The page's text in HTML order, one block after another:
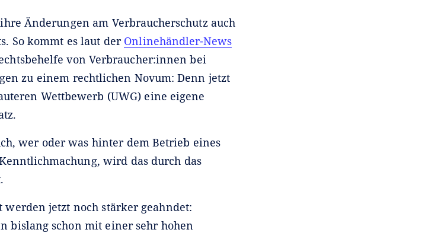
Änderungen am Verbraucherschutz auch
So kommt es laut der Onlinehändler-News
von Verbraucher:innen bei
zu einem rechtlichen Novum: Denn jetzt
Wettbewerb (UWG) eine eigene
wer oder was hinter dem Betrieb eines
wird das durch das
werden jetzt noch stärker geahndet:
bislang schon mit einer sehr hohen